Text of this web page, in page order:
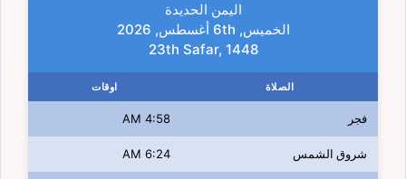
اليمن الحديدة
الخميس, 6th أغسطس, 2026
23th Safar, 1448
الصلاة اوقات
فجر 4:58 AM
شروق الشمس 6:24 AM